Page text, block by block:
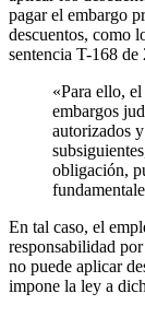
pagar el embargo
descuentos, como
sentencia T-168 de
«Para ello,
embargos
autorizados
obligación,
En tal caso, el
responsabilidad
no puede aplicar
impone la ley a